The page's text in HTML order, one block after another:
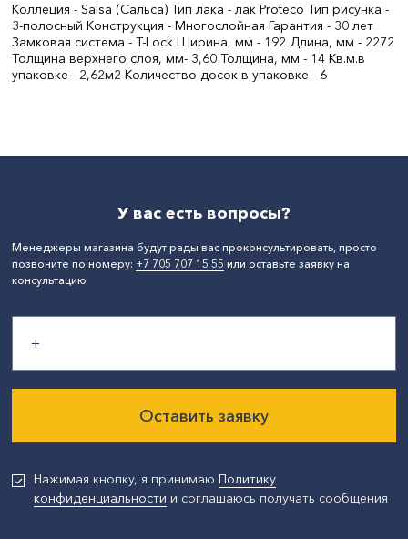
Коллеция - Salsa (Сальса) Тип лака - лак Proteco Тип рисунка -
3-полосный Конструкция - Многослойная Гарантия - 30 лет
Замковая система - T-Lock Ширина, мм - 192 Длина, мм - 2272
Толщина верхнего слоя, мм- 3,60 Толщина, мм - 14 Кв.м.в
упаковке - 2,62м2 Количество досок в упаковке - 6
У вас есть вопросы?
Менеджеры магазина будут рады вас проконсультировать, просто
позвоните по номеру: +7 705 707 15 55 или оставьте заявку на
консультацию
Оставить заявку
Нажимая кнопку, я принимаю Политику
конфиденциальности и соглашаюсь получать сообщения